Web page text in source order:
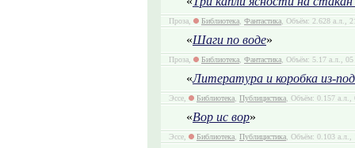
Проза, Библиотека, Фантастика, Объём: 2.628 а.л.,
«Шаги по воде»
Проза, Библиотека, Фантастика, Объём: 5.17 а.л., 05
«Литература и коробка из-
Эссе, Библиотека, Публицистика, Объём: 0.157 а.л.,
«Вор ис вор»
Эссе, Библиотека, Публицистика, Объём: 0.103 а.л.,